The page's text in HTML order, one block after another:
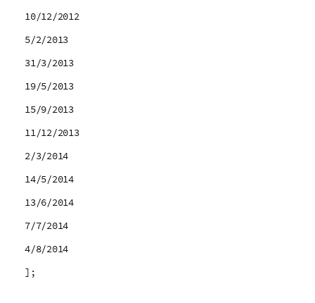
10/12/2012
5/2/2013
31/3/2013
19/5/2013
15/9/2013
11/12/2013
2/3/2014
14/5/2014
13/6/2014
7/7/2014
4/8/2014
];